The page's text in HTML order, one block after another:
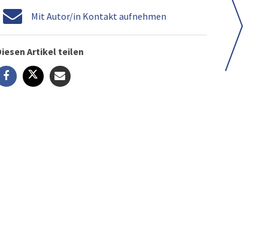
Mit Autor/in Kontakt aufnehmen
Artikel teilen